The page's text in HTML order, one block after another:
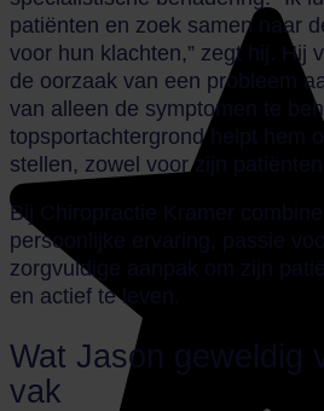
patiënten en zoek samen naar
voor hun klachten,” zegt hij. Hij
de oorzaak van een probleem
van alleen de symptomen te
topsportachtergrond helpt hem
stellen, zowel voor zijn
Bij Chiropractie Kramer
persoonlijke ervaring, passie
zorgvuldige aanpak om zijn
en actief te leven.
Wat Jason geweldig
vak